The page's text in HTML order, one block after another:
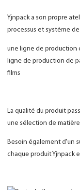
Yjnpack a son propre
processus et système
une ligne de production
ligne de production de
films
La qualité du produit
une sélection de
Besoin également d'un
chaque produit Yjnpack